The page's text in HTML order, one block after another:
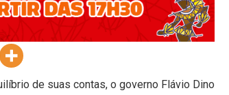
de suas contas, o governo Flávio Dino